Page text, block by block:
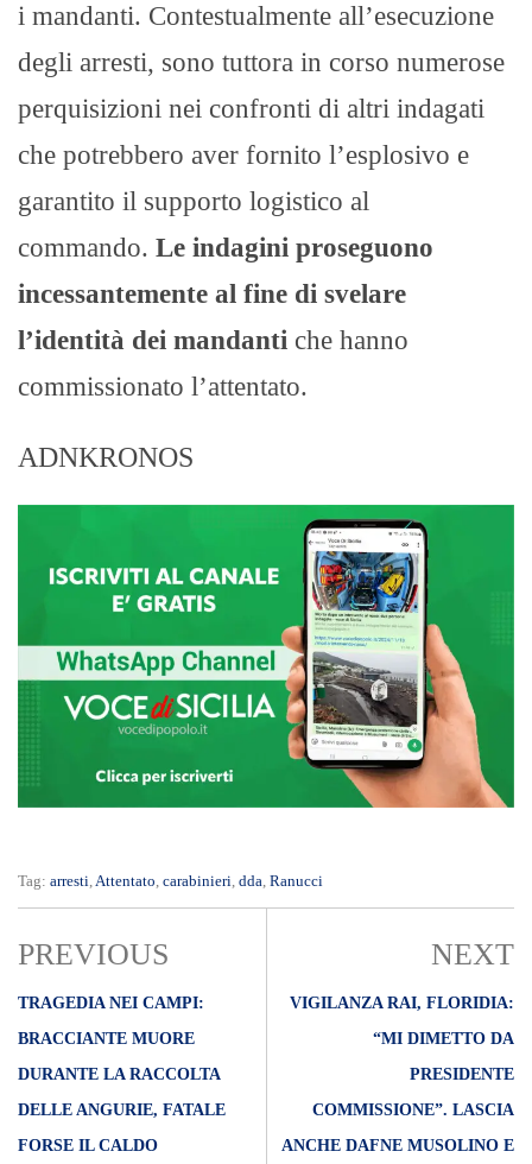
i mandanti. Contestualmente all’esecuzione
degli arresti, sono tuttora in corso numerose
perquisizioni nei confronti di altri indagati
che potrebbero aver fornito l’esplosivo e
garantito il supporto logistico al
commando. Le indagini proseguono
incessantemente al fine di svelare
l’identità dei mandanti che hanno
commissionato l’attentato.
ADNKRONOS
Tag: arresti Attentato carabinieri dda Ranucci
PREVIOUS
TRAGEDIA NEI CAMPI:
BRACCIANTE MUORE
DURANTE LA RACCOLTA
DELLE ANGURIE, FATALE
FORSE IL CALDO
NEXT
VIGILANZA RAI, FLORIDIA:
“MI DIMETTO DA
PRESIDENTE
COMMISSIONE”. LASCIA
ANCHE DAFNE MUSOLINO E